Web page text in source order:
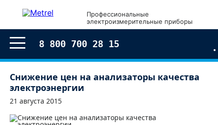
Профессиональные
электроизмерительные приборы
8 800 700 28 15
Снижение цен на анализаторы качества
электроэнергии
21 августа 2015